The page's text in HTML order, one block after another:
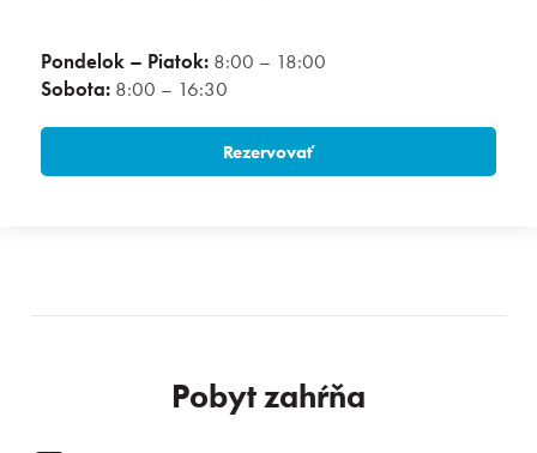
Pondelok – Piatok: 8:00 – 18:00
Sobota: 8:00 – 16:30
Rezervovať
Pobyt zahŕňa